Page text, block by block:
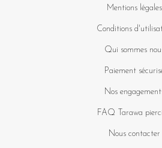
Mentions légales
Conditions
Qui sommes
Paiement
Nos
FAQ Tarawa
Nous contacter